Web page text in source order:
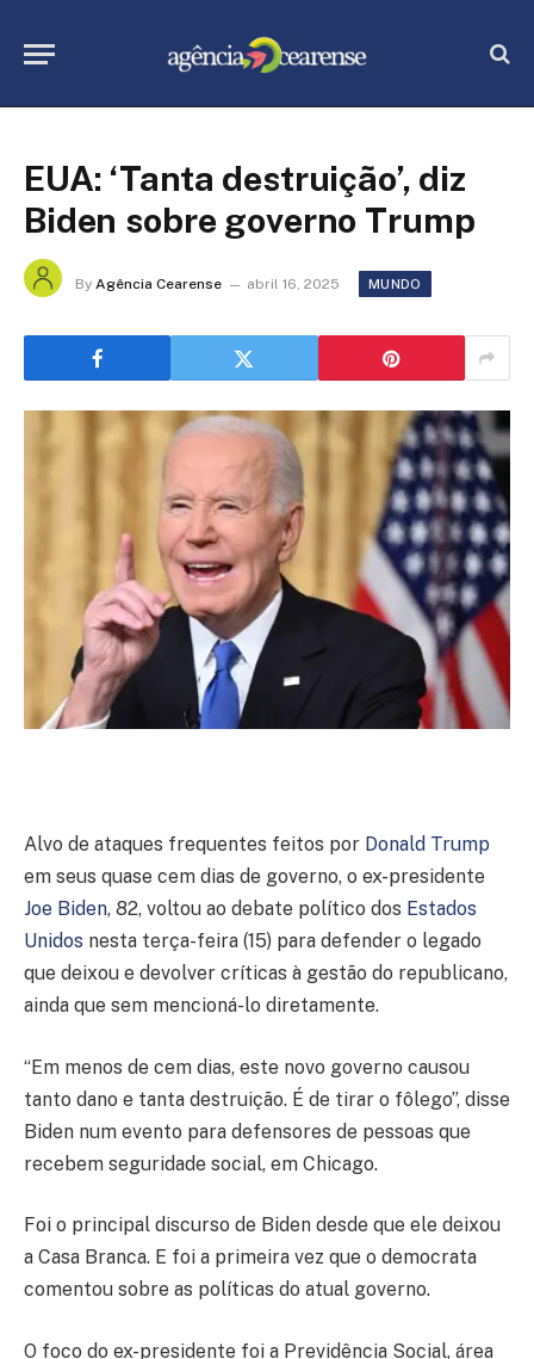
EUA: ‘Tanta destruição’, diz
Biden sobre governo Trump
By Agência Cearense abril 16, 2025 MUNDO
Alvo de ataques frequentes feitos por Donald Trump
em seus quase cem dias de governo, o ex-presidente
Joe Biden, 82, voltou ao debate político dos Estados
Unidos nesta terça-feira (15) para defender o legado
que deixou e devolver críticas à gestão do republicano,
ainda que sem mencioná-lo diretamente.
“Em menos de cem dias, este novo governo causou
tanto dano e tanta destruição. É de tirar o fôlego”, disse
Biden num evento para defensores de pessoas que
recebem seguridade social, em Chicago.
Foi o principal discurso de Biden desde que ele deixou
a Casa Branca. E foi a primeira vez que o democrata
comentou sobre as políticas do atual governo.
O foco do ex-presidente foi a Previdência Social, área